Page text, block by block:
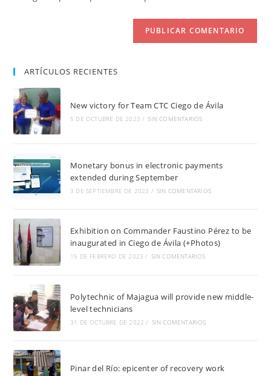
ARTÍCULOS RECIENTES
New victory for Team CTC Ciego de Ávila
5 DE OCTUBRE DE 2023 / SIN COMENTARIOS
Monetary bonus in electronic payments
extended during September
3 DE SEPTIEMBRE DE 2023 / SIN COMENTARIOS
Exhibition on Commander Faustino Pérez to be
inaugurated in Ciego de Ávila (+Photos)
15 DE FEBRERO DE 2023 / SIN COMENTARIOS
Polytechnic of Majagua will provide new middle-
level technicians
31 DE OCTUBRE DE 2022 / SIN COMENTARIOS
Pinar del Río: epicenter of recovery work